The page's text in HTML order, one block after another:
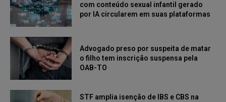
com conteúdo sexual infantil gerado
por IA circularem em suas plataformas
Advogado preso por suspeita de matar
o filho tem inscrição suspensa pela
OAB-TO
STF amplia isenção de IBS e CBS na